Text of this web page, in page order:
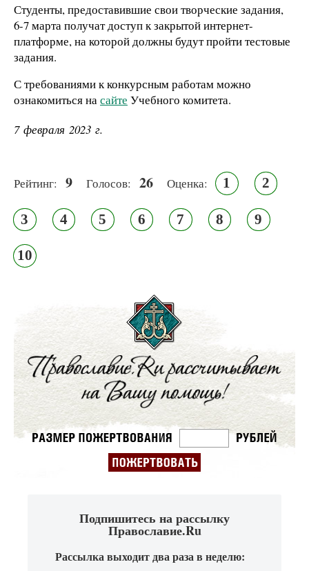
Студенты, предоставившие свои творческие задания,
6-7 марта получат доступ к закрытой интернет-
платформе, на которой должны будут пройти тестовые
задания.
С требованиями к конкурсным работам можно
ознакомиться насайте Учебного комитета.
7 февраля 2023 г.
Рейтинг: 9 Голосов: 26 Оценка: 1 2
3 4 5 6 7 8 9
10
Подпишитесь на рассылку
Православие.Ru
Рассылка выходит два раза в неделю: